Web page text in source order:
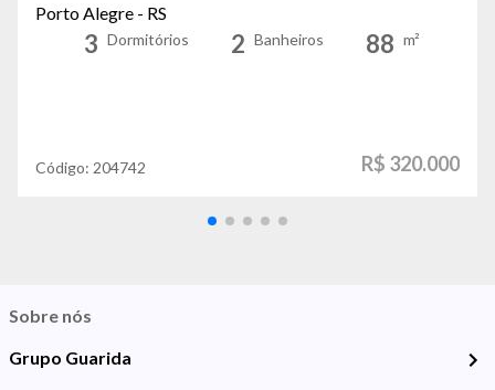
Porto Alegre - RS
3 Dormitórios 2 Banheiros 88 m²
Código: 204742 R$ 320.000
Sobre nós
Grupo Guarida